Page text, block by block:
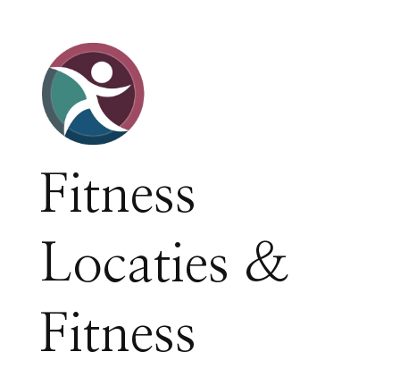
Fitness
Locaties &
Fitness